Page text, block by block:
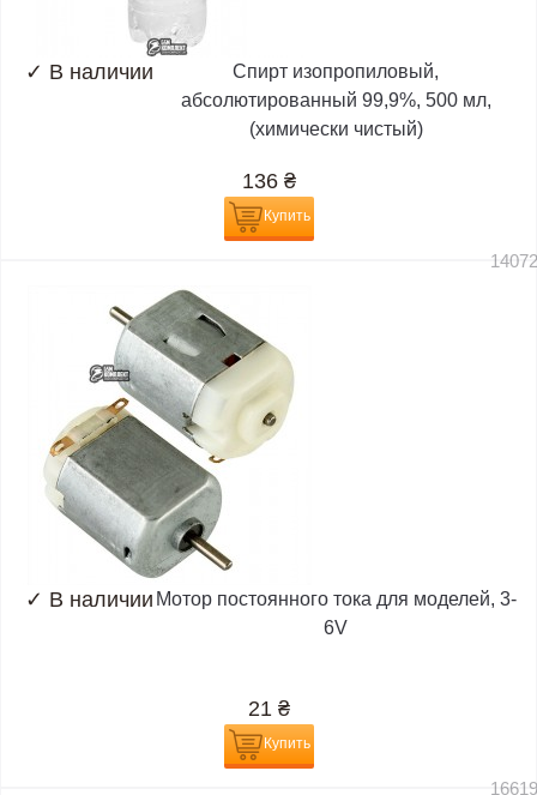
✓ В наличии
Спирт изопропиловый,
абсолютированный 99,9%, 500 мл,
(химически чистый)
136 ₴
Купить
✓ В наличии Мотор постоянного тока для моделей, 3-
6V
21 ₴
Купить